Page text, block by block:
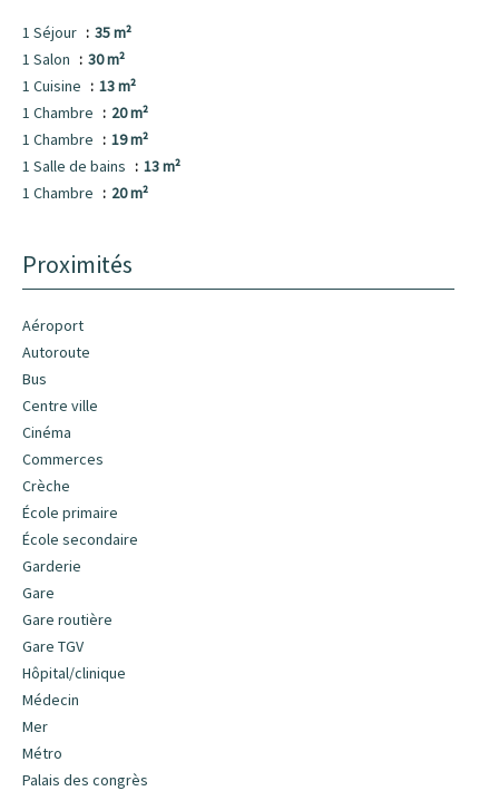
1 Séjour
35 m²
1 Salon
30 m²
1 Cuisine
13 m²
1 Chambre
20 m²
1 Chambre
19 m²
1 Salle de bains
13 m²
1 Chambre
20 m²
Proximités
Aéroport
Autoroute
Bus
Centre ville
Cinéma
Commerces
Crèche
École primaire
École secondaire
Garderie
Gare
Gare routière
Gare TGV
Hôpital/clinique
Médecin
Mer
Métro
Palais des congrès